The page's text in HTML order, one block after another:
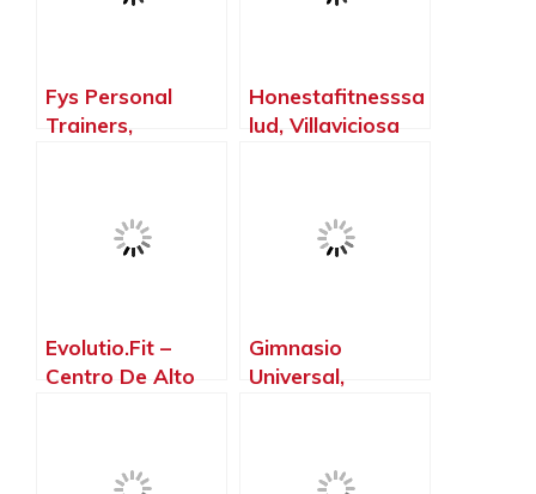
Fys Personal
Trainers,
Honestafitnesssa
lud, Villaviciosa
Evolutio.Fit –
Centro De Alto
Gimnasio
Universal,